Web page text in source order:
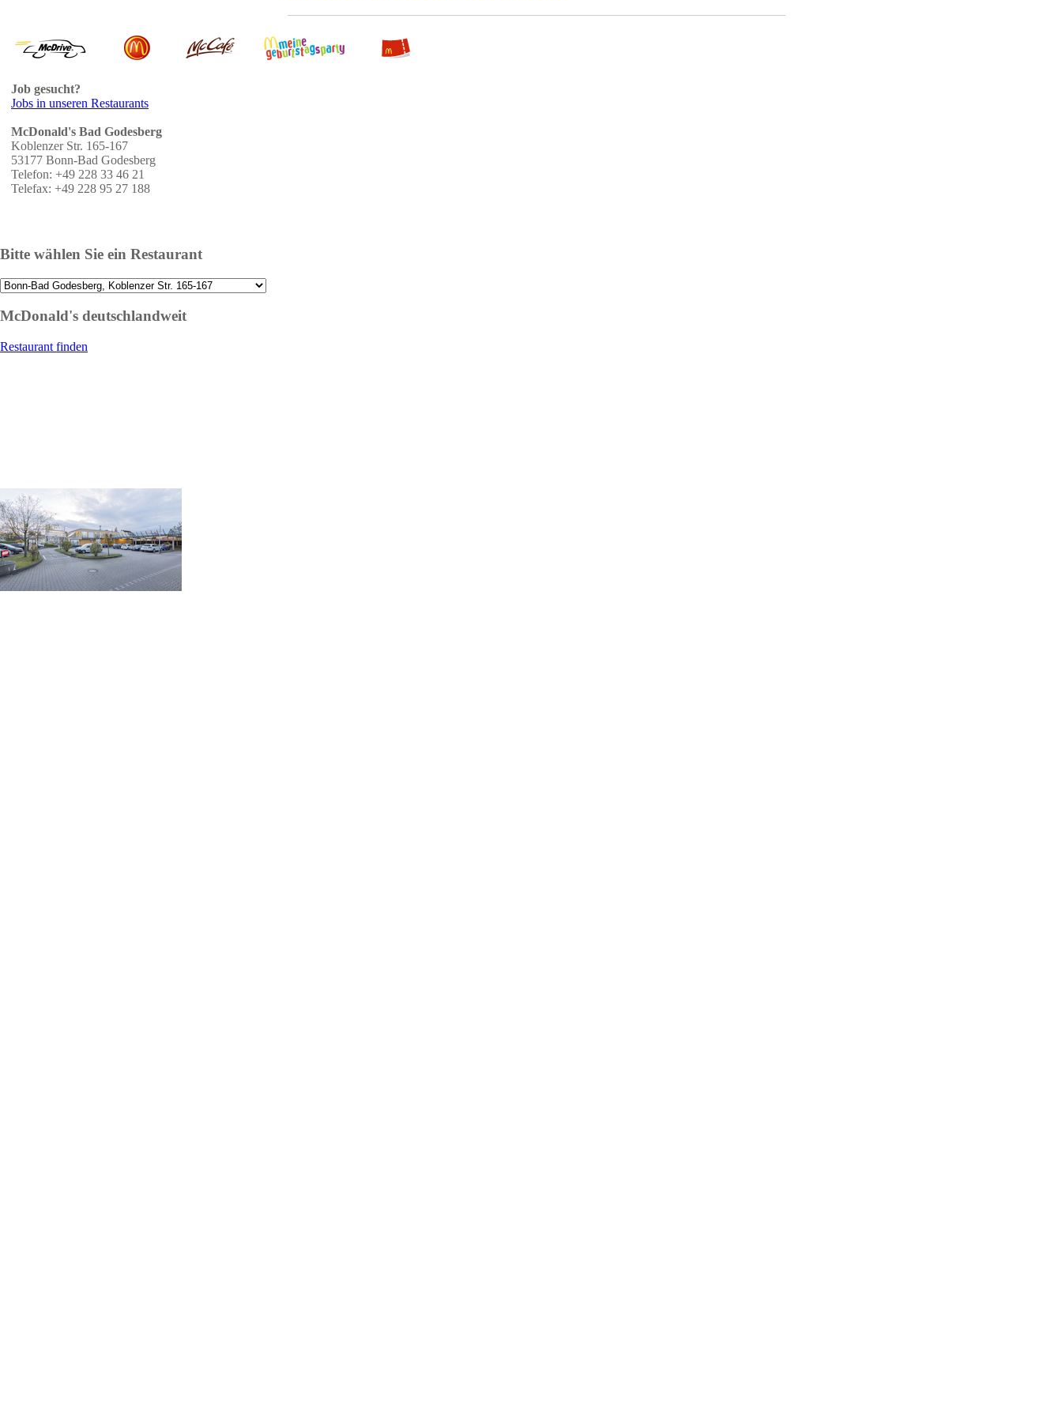
Job gesucht?
Jobs in unseren Restaurants
McDonald's Bad Godesberg
Koblenzer Str. 165-167
53177 Bonn-Bad Godesberg
Telefon: +49 228 33 46 21
Telefax: +49 228 95 27 188
Bitte wählen Sie ein Restaurant
McDonald's deutschlandweit
Restaurant finden